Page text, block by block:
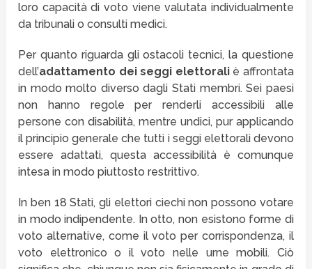
loro capacità di voto viene valutata individualmente
da tribunali o consulti medici.
Per quanto riguarda gli ostacoli tecnici, la questione
dell’adattamento dei seggi elettoraliè affrontata
in modo molto diverso dagli Stati membri. Sei paesi
non hanno regole per renderli accessibili alle
persone con disabilità, mentre undici, pur applicando
il principio generale che tutti i seggi elettorali devono
essere adattati, questa accessibilità è comunque
intesa in modo piuttosto restrittivo.
In ben 18 Stati, gli elettori ciechi non possono votare
in modo indipendente. In otto, non esistono forme di
voto alternative, come il voto per corrispondenza, il
voto elettronico o il voto nelle urne mobili. Ciò